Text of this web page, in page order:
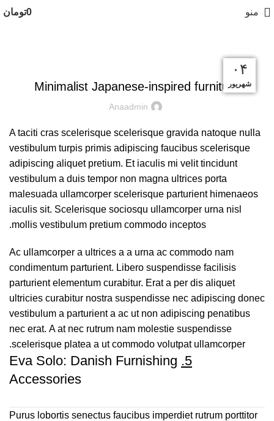
منو 0تومان
Minimalist Japanese-inspired furniture
Anaadmin
A taciti cras scelerisque scelerisque gravida natoque nulla
vestibulum turpis primis adipiscing faucibus scelerisque
adipiscing aliquet pretium. Et iaculis mi velit tincidunt
vestibulum a duis tempor non magna ultrices porta
malesuada ullamcorper scelerisque parturient himenaeos
iaculis sit. Scelerisque sociosqu ullamcorper urna nisl
mollis vestibulum pretium commodo inceptos.
Ac ullamcorper a ultrices a a urna ac commodo nam
condimentum parturient. Libero suspendisse facilisis
parturient elementum curabitur. Erat a per dis aliquet
ultricies curabitur nostra suspendisse nec adipiscing donec
vestibulum a parturient a ac ut non adipiscing penatibus
nec erat. A at nec rutrum nam molestie suspendisse
scelerisque platea a ut commodo volutpat ullamcorper.
5.
Eva Solo: Danish Furnishing
Accessories
Purus lobortis senectus faucibus imperdiet rutrum porttitor
۰۵
شهریور
۰۵
شهریور
۰۵
شهریور
۰۵
شهریور
۰۵
شهریور
۰۴
شهریور